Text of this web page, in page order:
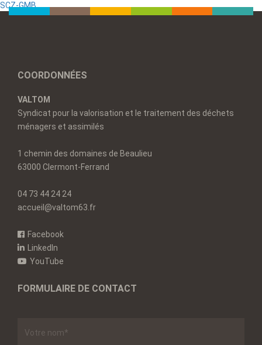
SCZ-GMB
COORDONNÉES
VALTOM
Syndicat pour la valorisation et le traitement des déchets
ménagers et assimilés
1 chemin des domaines de Beaulieu
63000 Clermont-Ferrand
04 73 44 24 24
accueil@valtom63.fr
Facebook
LinkedIn
YouTube
FORMULAIRE DE CONTACT